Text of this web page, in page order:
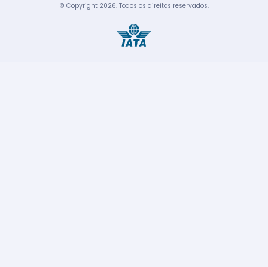
© Copyright 2026. Todos os direitos reservados.